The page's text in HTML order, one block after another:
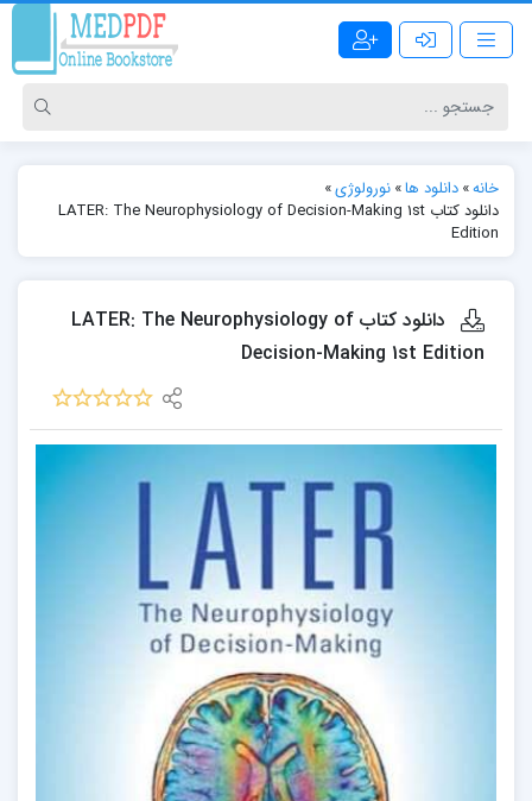
خانه»دانلود ها»نورولوژی»
دانلود کتاب LATER: The Neurophysiology of Decision-Making 1st
Edition
دانلود کتاب LATER: The Neurophysiology of
Decision-Making 1st Edition